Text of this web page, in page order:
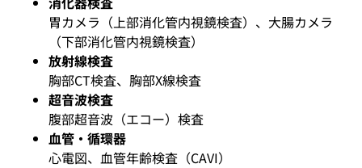
胃カメラ（上部消化管内視鏡検査）、大腸カメラ
（下部消化管内視鏡検査）
放射線検査
胸部CT検査、胸部X線検査
超音波検査
腹部超音波（エコー）検査
血管・循環器
心電図、血管年齢検査（CAVI）